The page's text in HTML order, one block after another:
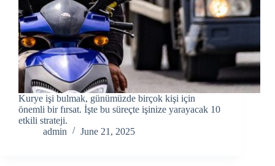
Kurye işi bulmak, günümüzde birçok kişi için
önemli bir fırsat. İşte bu süreçte işinize yarayacak 10
etkili strateji.
admin
June 21, 2025